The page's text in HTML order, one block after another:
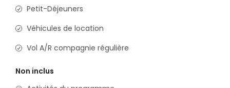
Petit-Déjeuners
Véhicules de location
Vol A/R compagnie régulière
Non inclus